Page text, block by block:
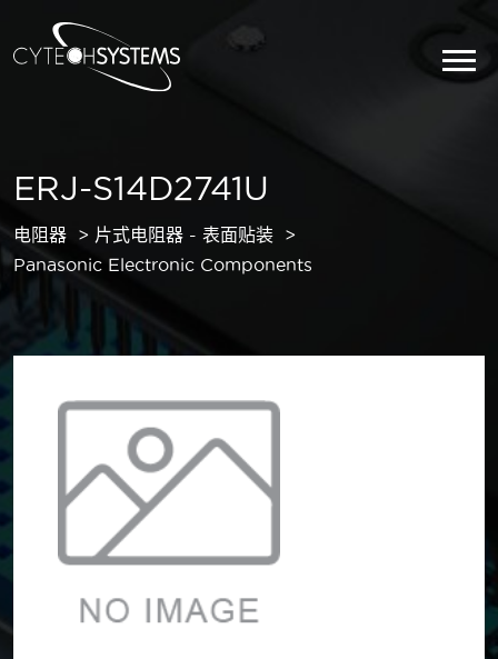
ERJ-S14D2741U
电阻器
片式电阻器 - 表面贴装
Panasonic Electronic Components